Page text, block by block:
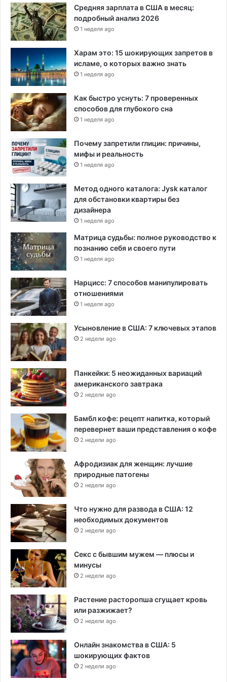
е
д
о
в
а
и
я
и
Средняя зарплата в США в месяц:
подробный анализ 2026
1 неделя ago
Харам это: 15 шокирующих запретов в
исламе, о которых важно знать
1 неделя ago
Как быстро уснуть: 7 проверенных
способов для глубокого сна
1 неделя ago
Почему запретили глицин: причины,
мифы и реальность
1 неделя ago
Метод одного каталога: Jysk каталог
для обстановки квартиры без
дизайнера
1 неделя ago
Матрица судьбы: полное руководство к
познанию себя и своего пути
1 неделя ago
Нарцисс: 7 способов манипулировать
отношениями
1 неделя ago
Усыновление в США: 7 ключевых этапов
2 недели ago
Панкейки: 5 неожиданных вариаций
американского завтрака
2 недели ago
Бамбл кофе: рецепт напитка, который
перевернет ваши представления о кофе
2 недели ago
Афродизиак для женщин: лучшие
природные патогены
2 недели ago
Что нужно для развода в США: 12
необходимых документов
2 недели ago
Секс с бывшим мужем — плюсы и
минусы
2 недели ago
Растение расторопша сгущает кровь
или разжижает?
2 недели ago
Онлайн знакомства в США: 5
шокирующих фактов
2 недели ago